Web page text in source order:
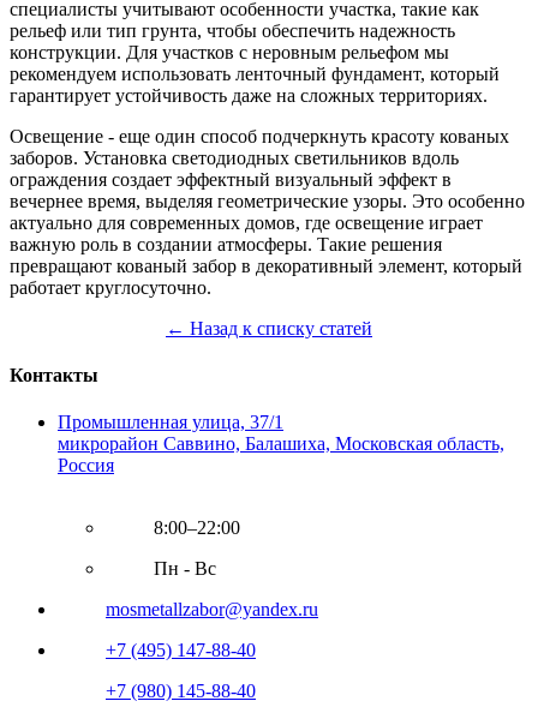
специалисты учитывают особенности участка, такие как
рельеф или тип грунта, чтобы обеспечить надежность
конструкции. Для участков с неровным рельефом мы
рекомендуем использовать ленточный фундамент, который
гарантирует устойчивость даже на сложных территориях.
Освещение - еще один способ подчеркнуть красоту кованых
заборов. Установка светодиодных светильников вдоль
ограждения создает эффектный визуальный эффект в
вечернее время, выделяя геометрические узоры. Это особенно
актуально для современных домов, где освещение играет
важную роль в создании атмосферы. Такие решения
превращают кованый забор в декоративный элемент, который
работает круглосуточно.
← Назад к списку статей
Контакты
Промышленная улица, 37/1
микрорайон Саввино, Балашиха, Московская область,
Россия
8:00–22:00
Пн - Вс
mosmetallzabor@yandex.ru
+7 (495) 147-88-40
+7 (980) 145-88-40